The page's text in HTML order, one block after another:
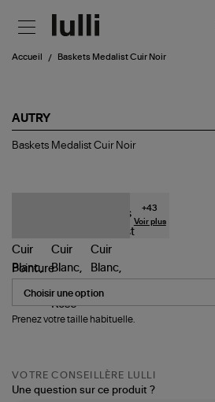
Accueil Baskets Medalist Cuir Noir
AUTRY
Baskets
Baskets Medalist Cuir Noir
+43
Voir plus
Pointure
Prenez votre taille habituelle.
VOTRE CONSEILLÈRE LULLI
Une question sur ce produit ?